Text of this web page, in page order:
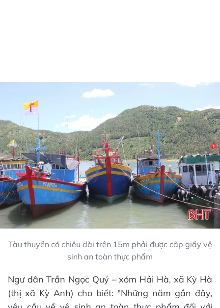
Tàu thuyền có chiều dài trên 15m phải được cấp giấy vệ
sinh an toàn thực phẩm
Ngư dân Trần Ngọc Quý – xóm Hải Hà, xã Kỳ Hà
(thị xã Kỳ Anh) cho biết: "Những năm gần đây,